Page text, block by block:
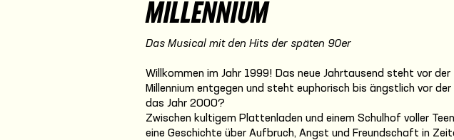
MILLENNIUM
Das Musical mit den Hits der späten 90er
Willkommen im Jahr 1999! Das neue Jahrtausend steht vor der
Millennium entgegen und steht euphorisch bis ängstlich vor
das Jahr 2000?
Zwischen kultigem Plattenladen und einem Schulhof voller
eine Geschichte über Aufbruch, Angst und Freundschaft in